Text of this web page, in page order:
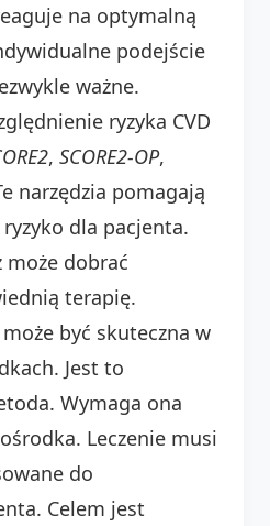
na optymalną
podejście
ważne.
ryzyka CVD
, SCORE2-OP,
narzędzia pomagają
dla pacjenta.
może dobrać
terapię.
być skuteczna w
Jest to
Wymaga ona
Leczenie musi
do
Celem jest